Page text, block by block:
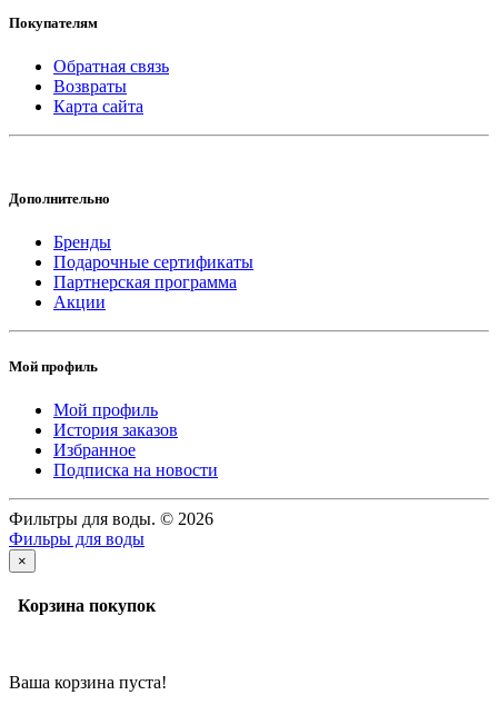
Покупателям
Обратная связь
Возвраты
Карта сайта
Дополнительно
Бренды
Подарочные сертификаты
Партнерская программа
Акции
Мой профиль
Мой профиль
История заказов
Избранное
Подписка на новости
Фильтры для воды. © 2026
Фильры для воды
×
Корзина покупок
Ваша корзина пуста!